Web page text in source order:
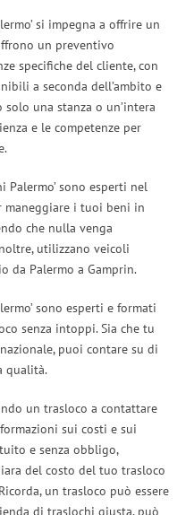
si impegna a offrire un
un preventivo
specifiche del cliente, con
a seconda dell’ambito e
una stanza o un’intera
e le competenze per
Palermo’ sono esperti nel
maneggiare i tuoi beni in
che nulla venga
utilizzano veicoli
da Palermo a Gamprin.
sono esperti e formati
senza intoppi. Sia che tu
puoi contare su di
qualità.
un trasloco a contattare
sui costi e sui
e senza obbligo,
del costo del tuo trasloco
un trasloco può essere
di traslochi giusta, può